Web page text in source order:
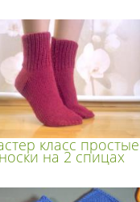
класс простые
на 2 спицах